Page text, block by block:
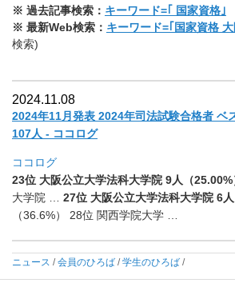
※ 過去記事検索： キーワード=｢
国家資格｣
※ 最新Web検索： キーワード=｢国家資格
検索)
2024.11.08
2024年11月発表 2024年司法試験合格者 ベ
107人 - ココログ
ココログ
23位 大阪公立大学法科大学院 9人（25.00%
大学院 … 27位 大阪公立大学法科大学院 6人
（36.6%） 28位 関西学院大学 …
ニュース /会員のひろば /学生のひろば /